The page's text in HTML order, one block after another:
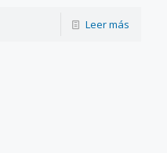
Leer más